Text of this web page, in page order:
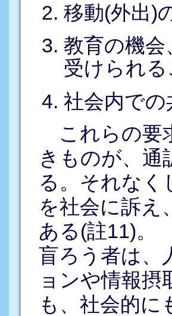
移動(外出)
教育の機
受けられ
社会内で
これらの要
きものが、通
る。それなく
を社会に訴え
ある(註11)。
盲ろう者は、
ョンや情報
も、社会的に